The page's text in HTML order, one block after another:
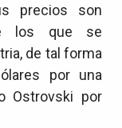
precios son
los que se
de tal forma
por una
Ostrovski por